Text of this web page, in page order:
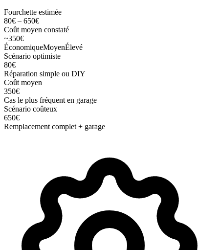
Fourchette estimée
80€ – 650€
Coût moyen constaté
~350€
ÉconomiqueMoyenÉlevé
Scénario optimiste
80€
Réparation simple ou DIY
Coût moyen
350€
Cas le plus fréquent en garage
Scénario coûteux
650€
Remplacement complet + garage